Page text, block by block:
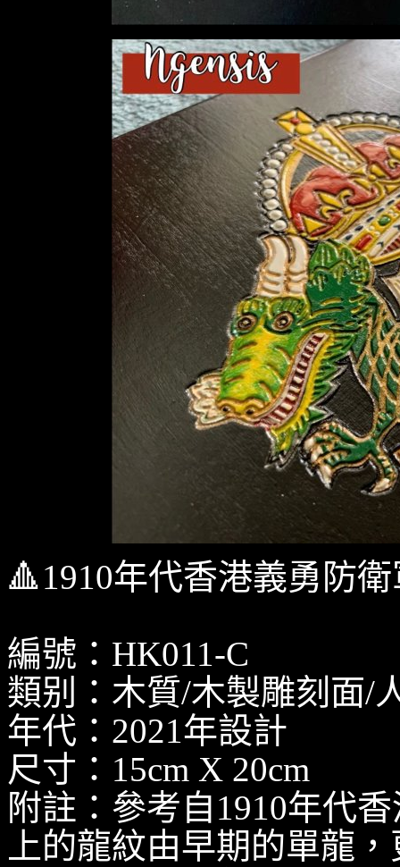
🔺1910年代香港義勇防
編號：HK011-C
類别：木質/木製雕刻面/
年代：2021年設計
尺寸：15cm X 20cm
附註：參考自1910年代
上的龍紋由早期的單龍